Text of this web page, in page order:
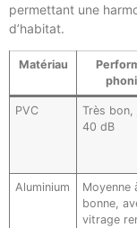
permettant une
d’habitat.
Matériau
PVC
Très bon,
40 dB
Aluminium
Moyenne
bonne,
vitrage